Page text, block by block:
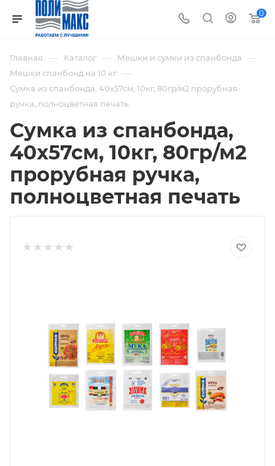
0
Главная — Каталог — Мешки и сумки из спанбонда —
Мешки спанбонд на 10 кг —
Сумка из спанбонда, 40х57см, 10кг, 80гр/м2 прорубная
ручка, полноцветная печать
Сумка из спанбонда,
40х57см, 10кг, 80гр/м2
прорубная ручка,
полноцветная печать